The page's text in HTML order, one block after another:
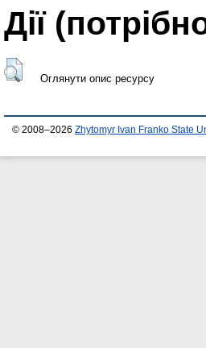
Дії
Оглянути опис ресурсу
© 2008–2026 Zhytomyr Ivan Franko State